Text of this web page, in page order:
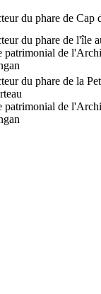
du phare de Cap
du phare de l'île
patrimonial de
du phare de la
patrimonial de